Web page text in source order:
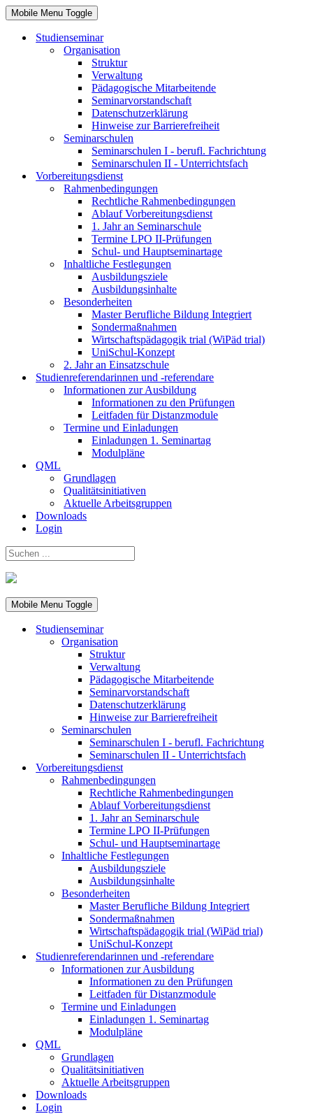
Mobile Menu Toggle
Studienseminar
Organisation
Struktur
Verwaltung
Pädagogische Mitarbeitende
Seminarvorstandschaft
Datenschutzerklärung
Hinweise zur Barrierefreiheit
Seminarschulen
Seminarschulen I - berufl. Fachrichtung
Seminarschulen II - Unterrichtsfach
Vorbereitungsdienst
Rahmenbedingungen
Rechtliche Rahmenbedingungen
Ablauf Vorbereitungsdienst
1. Jahr an Seminarschule
Termine LPO II-Prüfungen
Schul- und Hauptseminartage
Inhaltliche Festlegungen
Ausbildungsziele
Ausbildungsinhalte
Besonderheiten
Master Berufliche Bildung Integriert
Sondermaßnahmen
Wirtschaftspädagogik trial (WiPäd trial)
UniSchul-Konzept
2. Jahr an Einsatzschule
Studienreferendarinnen und -referendare
Informationen zur Ausbildung
Informationen zu den Prüfungen
Leitfaden für Distanzmodule
Termine und Einladungen
Einladungen 1. Seminartag
Modulpläne
QML
Grundlagen
Qualitätsinitiativen
Aktuelle Arbeitsgruppen
Downloads
Login
Mobile Menu Toggle
Studienseminar
Organisation
Struktur
Verwaltung
Pädagogische Mitarbeitende
Seminarvorstandschaft
Datenschutzerklärung
Hinweise zur Barrierefreiheit
Seminarschulen
Seminarschulen I - berufl. Fachrichtung
Seminarschulen II - Unterrichtsfach
Vorbereitungsdienst
Rahmenbedingungen
Rechtliche Rahmenbedingungen
Ablauf Vorbereitungsdienst
1. Jahr an Seminarschule
Termine LPO II-Prüfungen
Schul- und Hauptseminartage
Inhaltliche Festlegungen
Ausbildungsziele
Ausbildungsinhalte
Besonderheiten
Master Berufliche Bildung Integriert
Sondermaßnahmen
Wirtschaftspädagogik trial (WiPäd trial)
UniSchul-Konzept
Studienreferendarinnen und -referendare
Informationen zur Ausbildung
Informationen zu den Prüfungen
Leitfaden für Distanzmodule
Termine und Einladungen
Einladungen 1. Seminartag
Modulpläne
QML
Grundlagen
Qualitätsinitiativen
Aktuelle Arbeitsgruppen
Downloads
Login